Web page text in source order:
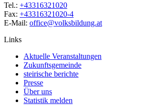
Tel.: +43316321020
Fax: +43316321020-4
E-Mail: office@volksbildung.at
Links
Aktuelle Veranstaltungen
Zukunftsgemeinde
steirische berichte
Presse
Über uns
Statistik melden